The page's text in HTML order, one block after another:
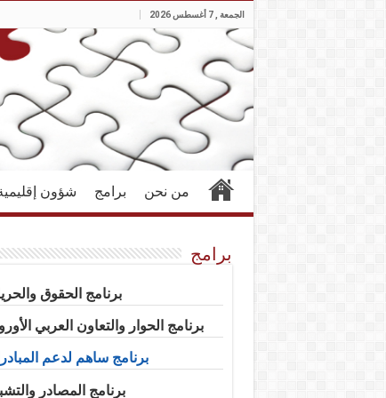
الجمعة , 7 أغسطس 2026
من نحن برامج شؤون
برامج
برنامج الحقوق
برنامج الحوار والتعاون العربي
برنامج ساهم لدعم
برنامج المصادر